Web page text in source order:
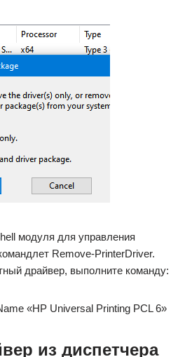
модуля для управления
Remove-PrinterDriver.
драйвер, выполните команду:
«HP Universal Printing PCL 6»
из диспетчера